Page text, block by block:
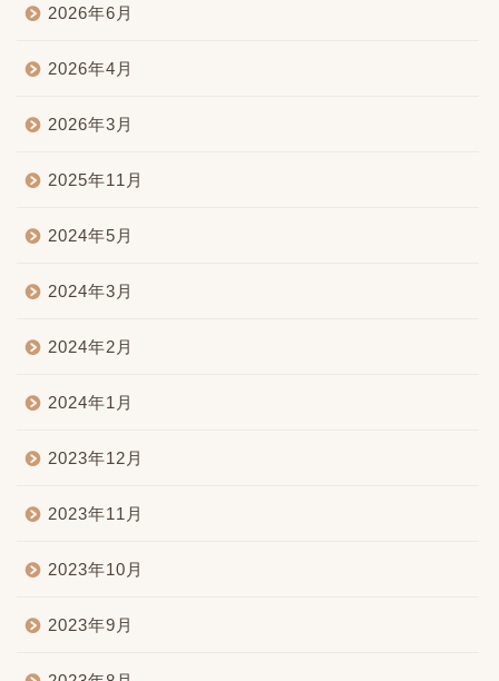
2026年6月
2026年4月
2026年3月
2025年11月
2024年5月
2024年3月
2024年2月
2024年1月
2023年12月
2023年11月
2023年10月
2023年9月